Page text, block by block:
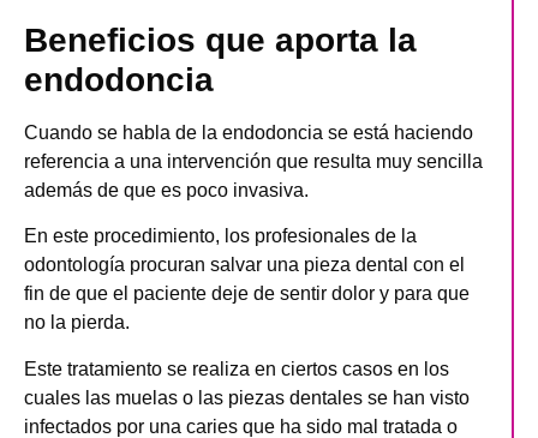
Beneficios que aporta la
endodoncia
Cuando se habla de la endodoncia se está haciendo
referencia a una intervención que resulta muy sencilla
además de que es poco invasiva.
En este procedimiento, los profesionales de la
odontología procuran salvar una pieza dental con el
fin de que el paciente deje de sentir dolor y para que
no la pierda.
Este tratamiento se realiza en ciertos casos en los
cuales las muelas o las piezas dentales se han visto
infectados por una caries que ha sido mal tratada o